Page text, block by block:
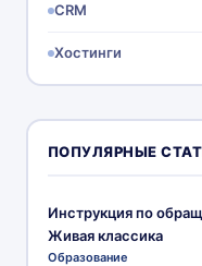
CRM
Хостинги
ПОПУЛЯРНЫЕ
Инструкция по
Живая классика
Образование